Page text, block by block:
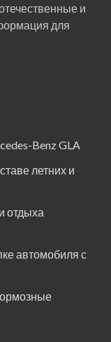
и
для
Benz GLA
летних и
отдыха
автомобиля с